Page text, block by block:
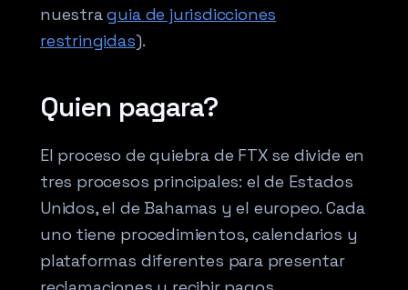
nuestraguia de jurisdicciones
restringidas).
Quien pagara?
El proceso de quiebra de FTX se divide en
tres procesos principales: el de Estados
Unidos, el de Bahamas y el europeo. Cada
uno tiene procedimientos, calendarios y
plataformas diferentes para presentar